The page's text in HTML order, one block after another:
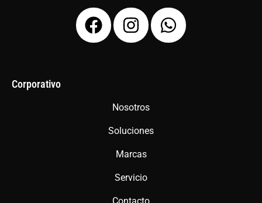
F
a
I
n
g
a
m
W
h
Corporativo
Nosotros
Soluciones
Marcas
Servicio